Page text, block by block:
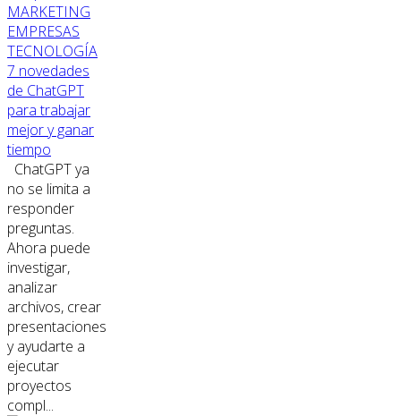
MARKETING
EMPRESAS
TECNOLOGÍA
7 novedades
de ChatGPT
para trabajar
mejor y ganar
tiempo
ChatGPT ya
no se limita a
responder
preguntas.
Ahora puede
investigar,
analizar
archivos, crear
presentaciones
y ayudarte a
ejecutar
proyectos
compl...